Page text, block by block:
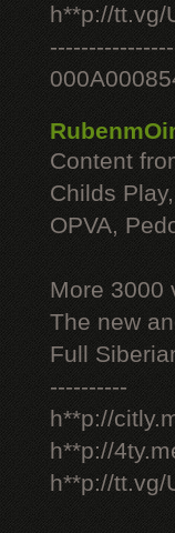
h**p://tt.vg/
Content
Childs
OPVA,
More 3000
The new
Full
----------
h**p://
h**p://
h**p://tt.vg/